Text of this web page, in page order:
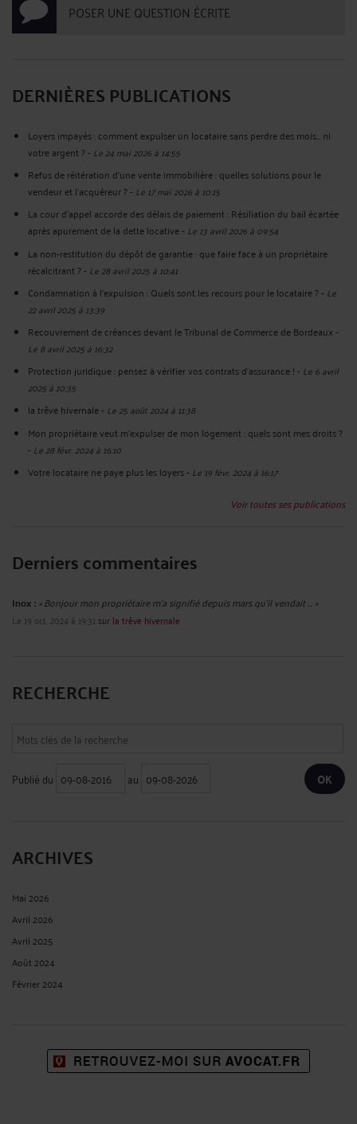
POSER UNE QUESTION ÉCRITE
DERNIÈRES PUBLICATIONS
Loyers impayés : comment expulser un locataire sans perdre des mois… ni
votre argent ?- Le 24 mai 2026 à 14:55
Refus de réitération d’une vente immobilière : quelles solutions pour le
vendeur et l’acquéreur ?- Le 17 mai 2026 à 10:15
La cour d’appel accorde des délais de paiement : Résiliation du bail écartée
après apurement de la dette locative- Le 13 avril 2026 à 09:54
La non-restitution du dépôt de garantie : que faire face à un propriétaire
récalcitrant ?- Le 28 avril 2025 à 10:41
Condamnation à l'expulsion : Quels sont les recours pour le locataire ?- Le
22 avril 2025 à 13:39
Recouvrement de créances devant le Tribunal de Commerce de Bordeaux-
Le 8 avril 2025 à 16:32
Protection juridique : pensez à vérifier vos contrats d’assurance !- Le 6 avril
2025 à 10:35
la trêve hivernale- Le 25 août 2024 à 11:38
Mon propriétaire veut m'expulser de mon logement : quels sont mes droits ?
- Le 28 févr. 2024 à 16:10
Votre locataire ne paye plus les loyers- Le 19 févr. 2024 à 16:17
Voir toutes ses publications
Derniers commentaires
Inox :« Bonjour mon propriétaire m’a signifié depuis mars qu’il vendait ... »
Le 19 oct. 2024 à 19:31 sur la trêve hivernale
RECHERCHE
Publié du au
ARCHIVES
Mai 2026
Avril 2026
Avril 2025
Août 2024
Février 2024